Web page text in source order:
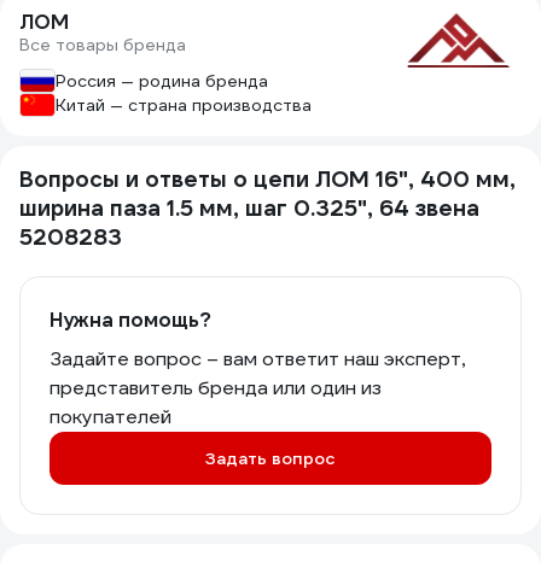
ЛОМ
Все товары бренда
Россия — родина бренда
Китай — страна производства
Вопросы и ответы о цепи ЛОМ 16", 400 мм,
ширина паза 1.5 мм, шаг 0.325", 64 звена
5208283
Нужна помощь?
Задайте вопрос – вам ответит наш эксперт,
представитель бренда или один из
покупателей
Задать вопрос